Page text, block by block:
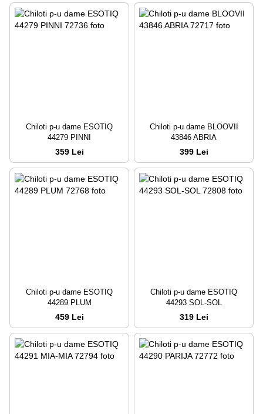
Chiloti p-u dame ESOTIQ
44279 PINNI
359 Lei
Chiloti p-u dame BLOOVII
43846 ABRIA
399 Lei
Chiloti p-u dame ESOTIQ
44289 PLUM
459 Lei
Chiloti p-u dame ESOTIQ
44293 SOL-SOL
319 Lei